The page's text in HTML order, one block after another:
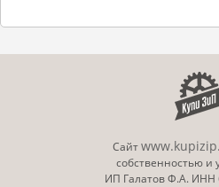
Сайт
собственностью и
ИП Галатов Ф.А. ИНН